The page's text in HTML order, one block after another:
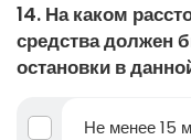
14. На каком
средства должен
остановки в
Не менее 15 м